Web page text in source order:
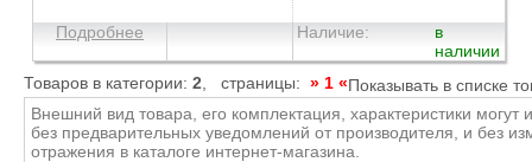
Подробнее Наличие:
в
наличии
Товаров в категории: 2 , страницы: » 1 «Показывать в списке
Внешний вид товара, его комплектация, характеристики могут
без предварительных уведомлений от производителя, и без
отражения в каталоге интернет-магазина.